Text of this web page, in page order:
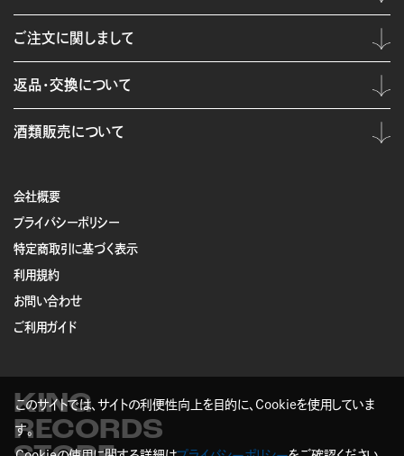
会社概要
プライバシーポリシー
特定商取引に基づく表示
利用規約
お問い合わせ
ご利用ガイド
KING
RECORDS
ご注文に関しまして
返品・交換について
酒類販売について
このサイトでは、サイトの利便性向上を目的に、Cookieを使用していま
す。